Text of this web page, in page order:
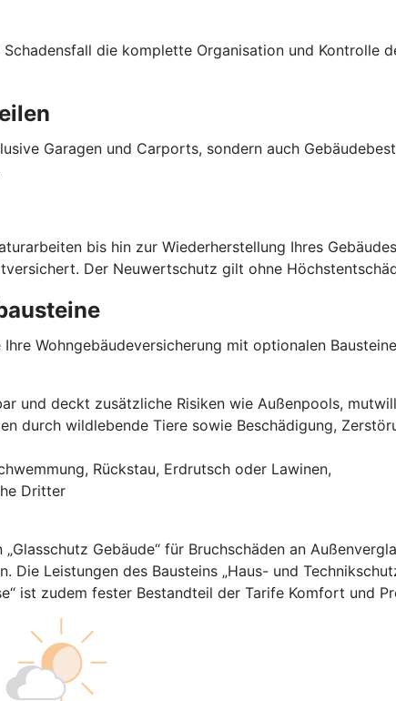
die komplette Organisation und Kontrolle
Garagen und Carports, sondern auch
bis hin zur Wiederherstellung Ihres
Der Neuwertschutz gilt ohne
Wohngebäudeversicherung mit optionalen
und deckt zusätzliche Risiken wie Außenpools,
durch wildlebende Tiere sowie Beschädigung,
Rückstau, Erdrutsch oder Lawinen,
Dritter
Gebäude“ für Bruchschäden an
Leistungen des Bausteins „Haus- und
ist zudem fester Bestandteil der Tarife Komfort und